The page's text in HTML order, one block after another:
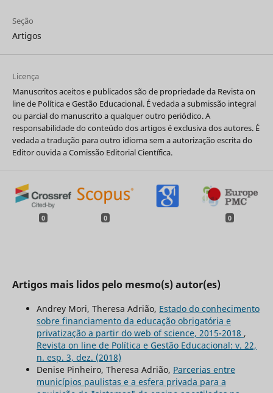
Seção
Artigos
Licença
Manuscritos aceitos e publicados são de propriedade da Revista on
line de Política e Gestão Educacional. É vedada a submissão integral
ou parcial do manuscrito a qualquer outro periódico. A
responsabilidade do conteúdo dos artigos é exclusiva dos autores. É
vedada a tradução para outro idioma sem a autorização escrita do
Editor ouvida a Comissão Editorial Científica.
0 0 0
Artigos mais lidos pelo mesmo(s) autor(es)
Andrey Mori, Theresa Adrião, Estado do conhecimento
sobre financiamento da educação obrigatória e
privatização a partir do web of science, 2015-2018 ,
Revista on line de Política e Gestão Educacional: v. 22,
n. esp. 3, dez. (2018)
Denise Pinheiro, Theresa Adrião, Parcerias entre
municípios paulistas e a esfera privada para a